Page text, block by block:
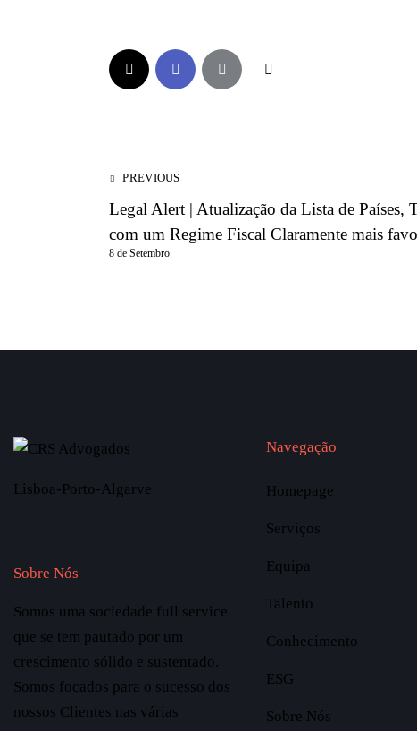
PREVIOUS
Legal Alert | Atualização da Lista de Países,
com um Regime Fiscal Claramente mais
8 de Setembro
Lisboa-Porto-Algarve
Sobre Nós
Somos uma sociedade full service
que se tem pautado por um
crescimento sólido e sustentado.
Somos focados para o sucesso dos
nossos Clientes nas várias
Navegação
Homepage
Serviços
Equipa
Talento
Conhecimento
ESG
Sobre Nós